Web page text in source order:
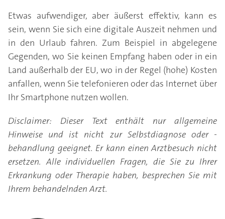
Etwas aufwendiger, aber äußerst effektiv, kann es
sein, wenn Sie sich eine digitale Auszeit nehmen und
in den Urlaub fahren. Zum Beispiel in abgelegene
Gegenden, wo Sie keinen Empfang haben oder in ein
Land außerhalb der EU, wo in der Regel (hohe) Kosten
anfallen, wenn Sie telefonieren oder das Internet über
Ihr Smartphone nutzen wollen.
Disclaimer: Dieser Text enthält nur allgemeine
Hinweise und ist nicht zur Selbstdiagnose oder -
behandlung geeignet. Er kann einen Arztbesuch nicht
ersetzen. Alle individuellen Fragen, die Sie zu Ihrer
Erkrankung oder Therapie haben, besprechen Sie mit
Ihrem behandelnden Arzt.